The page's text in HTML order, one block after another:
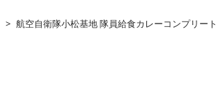
> 航空自衛隊小松基地 隊員給食カレーコンプリー